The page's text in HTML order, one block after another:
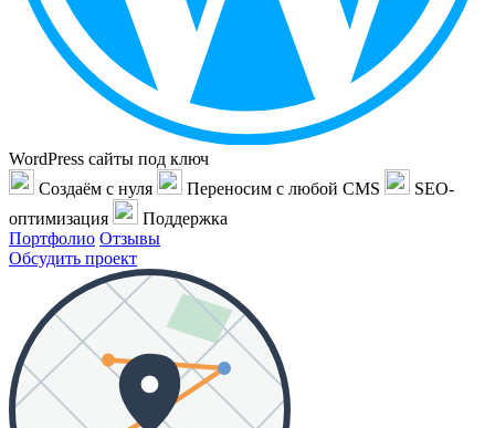
WordPress сайты под ключ
Создаём с нуля
Переносим с любой CMS
SEO-
оптимизация
Поддержка
Портфолио Отзывы
Обсудить проект